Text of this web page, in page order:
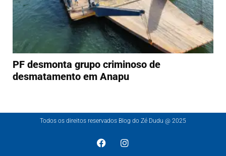
PF desmonta grupo criminoso de
desmatamento em Anapu
Todos os direitos reservados Blog do Zé Dudu @ 2025